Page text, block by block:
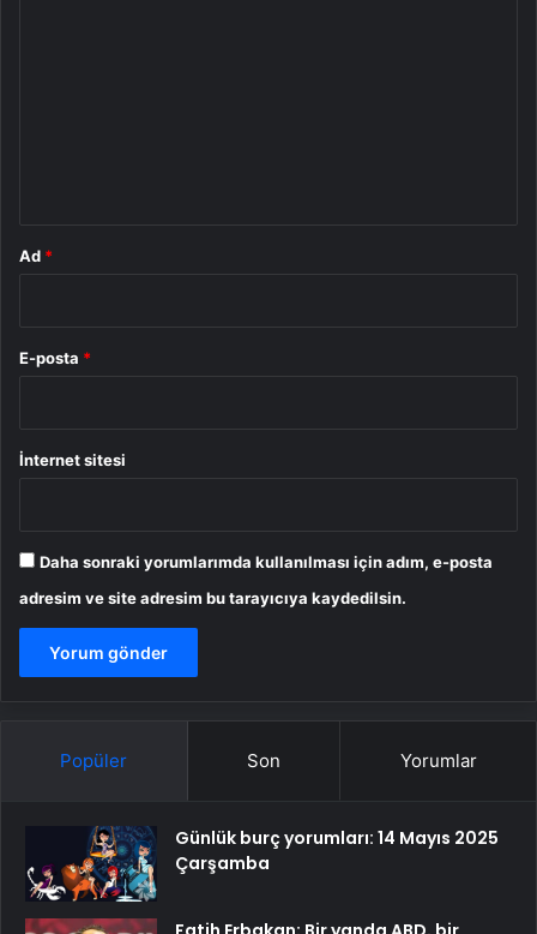
Ad *
E-posta *
İnternet sitesi
Daha sonraki yorumlarımda kullanılması için adım, e-posta
adresim ve site adresim bu tarayıcıya kaydedilsin.
Popüler Son Yorumlar
Günlük burç yorumları: 14 Mayıs 2025
Çarşamba